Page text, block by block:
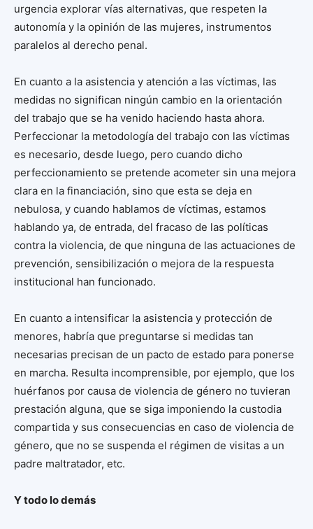
urgencia explorar vías alternativas, que respeten la
autonomía y la opinión de las mujeres, instrumentos
paralelos al derecho penal.
En cuanto a la asistencia y atención a las víctimas, las
medidas no significan ningún cambio en la orientación
del trabajo que se ha venido haciendo hasta ahora.
Perfeccionar la metodología del trabajo con las víctimas
es necesario, desde luego, pero cuando dicho
perfeccionamiento se pretende acometer sin una mejora
clara en la financiación, sino que esta se deja en
nebulosa, y cuando hablamos de víctimas, estamos
hablando ya, de entrada, del fracaso de las políticas
contra la violencia, de que ninguna de las actuaciones de
prevención, sensibilización o mejora de la respuesta
institucional han funcionado.
En cuanto a intensificar la asistencia y protección de
menores, habría que preguntarse si medidas tan
necesarias precisan de un pacto de estado para ponerse
en marcha. Resulta incomprensible, por ejemplo, que los
huérfanos por causa de violencia de género no tuvieran
prestación alguna, que se siga imponiendo la custodia
compartida y sus consecuencias en caso de violencia de
género, que no se suspenda el régimen de visitas a un
padre maltratador, etc.
Y todo lo demás